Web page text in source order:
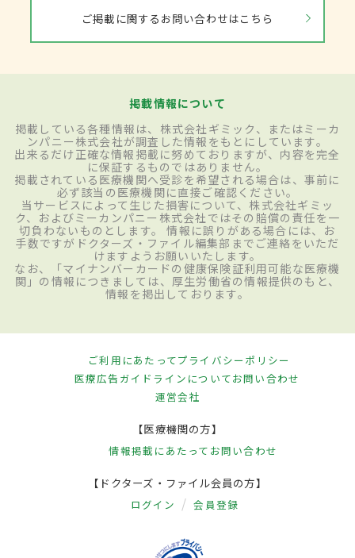
ご掲載に関するお問い合わせはこちら
掲載情報について
掲載している各種情報は、株式会社ギミック、またはミーカ
ンパニー株式会社が調査した情報をもとにしています。
出来るだけ正確な情報掲載に努めておりますが、内容を完全
に保証するものではありません。
掲載されている医療機関へ受診を希望される場合は、事前に
必ず該当の医療機関に直接ご確認ください。
当サービスによって生じた損害について、株式会社ギミッ
ク、およびミーカンパニー株式会社ではその賠償の責任を一
切負わないものとします。 情報に誤りがある場合には、お
手数ですがドクターズ・ファイル編集部までご連絡をいただ
けますようお願いいたします。
なお、「マイナンバーカードの健康保険証利用可能な医療機
関」の情報につきましては、厚生労働省の情報提供のもと、
情報を掲出しております。
ご利用にあたってプライバシーポリシー
医療広告ガイドラインについてお問い合わせ
運営会社
【医療機関の方】
情報掲載にあたって お問い合わせ
【ドクターズ・ファイル会員の方】
ログイン 会員登録